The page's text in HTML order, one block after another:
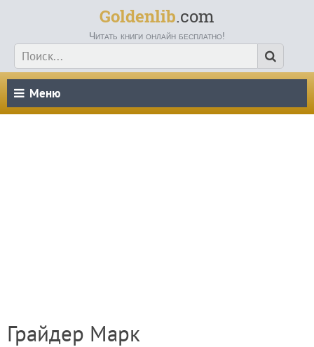
Goldenlib.com
Читать книги онлайн бесплатно!
Меню
Грайдер Марк